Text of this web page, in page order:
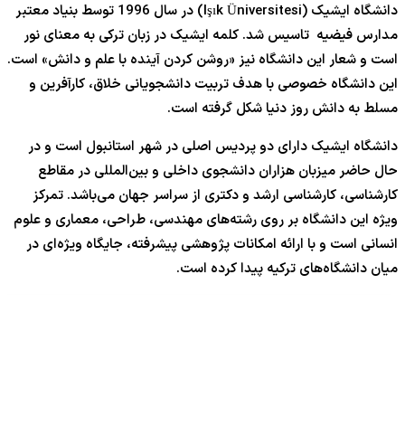
دانشگاه ایشیک (Işık Üniversitesi) در سال 1996 توسط بنیاد معتبر
مدارس فیضیه تاسیس شد. کلمه ایشیک در زبان ترکی به معنای نور
است و شعار این دانشگاه نیز «روشن کردن آینده با علم و دانش» است.
این دانشگاه خصوصی با هدف تربیت دانشجویانی خلاق، کارآفرین و
مسلط به دانش روز دنیا شکل گرفته است.
دانشگاه ایشیک دارای دو پردیس اصلی در شهر استانبول است و در
حال حاضر میزبان هزاران دانشجوی داخلی و بین‌المللی در مقاطع
کارشناسی، کارشناسی ارشد و دکتری از سراسر جهان می‌باشد. تمرکز
ویژه این دانشگاه بر روی رشته‌های مهندسی، طراحی، معماری و علوم
انسانی است و با ارائه امکانات پژوهشی پیشرفته، جایگاه ویژه‌ای در
میان دانشگاه‌های ترکیه پیدا کرده است.